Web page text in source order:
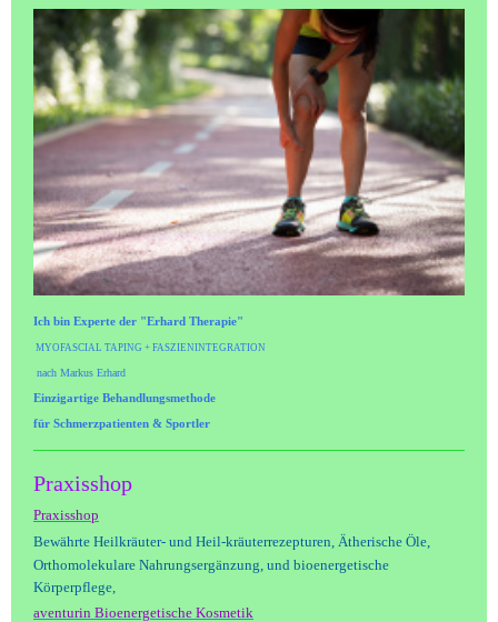
Ich bin Experte der "Erhard Therapie"
MYOFASCIAL TAPING + FASZIENINTEGRATION
nach Markus Erhard
Einzigartige Behandlungsmethode
für Schmerzpatienten & Sportler
Praxisshop
Praxisshop
Bewährte Heilkräuter- und Heil-kräuterrezepturen, Ätherische Öle,
Orthomolekulare Nahrungsergänzung, und bioenergetische
Körperpflege,
aventurin Bioenergetische Kosmetik